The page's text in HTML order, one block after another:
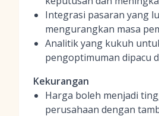
Integrasi pasaran yang
mengurangkan masa
Analitik yang kukuh
pengoptimuman dipacu
Kekurangan
Harga boleh menjadi
perusahaan dengan